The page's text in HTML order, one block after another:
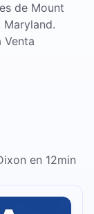
de Mount
en 12min